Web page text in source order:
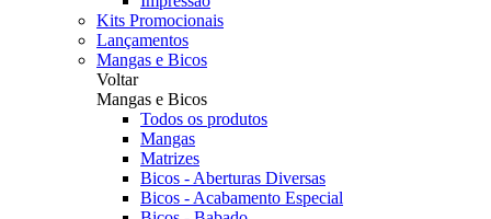
Kits Promocionais
Lançamentos
Mangas e Bicos
Voltar
Mangas e Bicos
Todos os produtos
Mangas
Matrizes
Bicos - Aberturas Diversas
Bicos - Acabamento Especial